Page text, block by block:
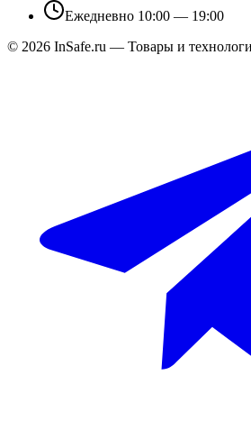
Ежедневно 10:00 — 19:00
© 2026 InSafe.ru — Товары и